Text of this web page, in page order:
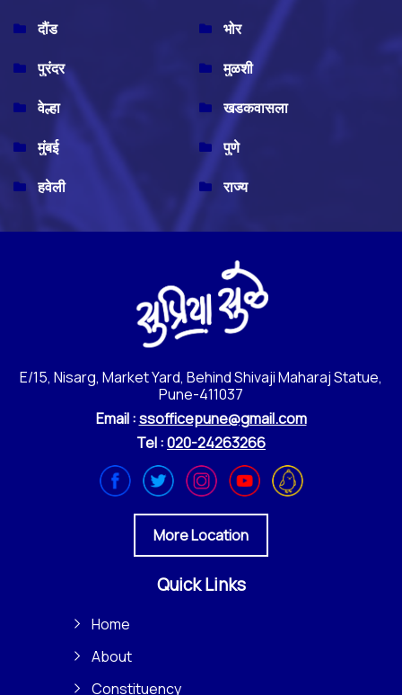
दौंड
भोर
पुरंदर
मुळशी
वेल्हा
खडकवासला
मुंबई
पुणे
हवेली
राज्य
E/15, Nisarg, Market Yard, Behind Shivaji Maharaj Statue,
Pune-411037
Email :ssofficepune@gmail.com
Tel :020-24263266
More Location
Quick Links
Home
About
Constituency